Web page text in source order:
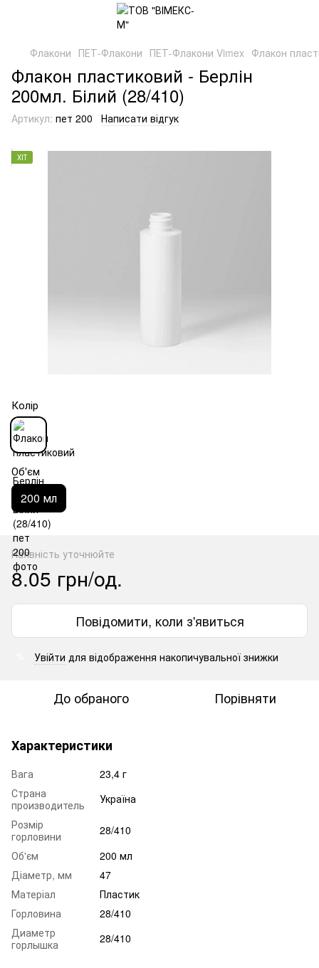
Флакони ПЕТ-Флакони ПЕТ-Флакони Vimex Флакон
Флакон пластиковий - Берлін
200мл. Білий (28/410)
Артикул: пет 200 Написати відгук
ХІТ
Колір
Об'єм
200 мл
Наявність уточнюйте
8.05 грн/од.
Повідомити, коли з'явиться
Увійти для відображення накопичувальної знижки
До обраного Порівняти
Характеристики
Вага
23,4 г
Страна
производитель
Україна
Розмір
горловини
28/410
Об'єм
200 мл
Діаметр, мм
47
Матеріал
Пластик
Горловина
28/410
Диаметр
горлышка
28/410